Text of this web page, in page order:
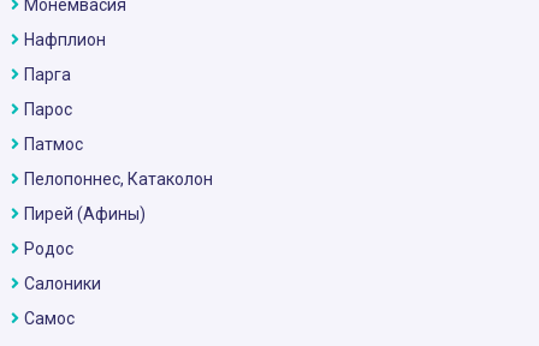
Монемвасия
Нафплион
Парга
Парос
Патмос
Пелопоннес, Катаколон
Пирей (Афины)
Родос
Салоники
Самос